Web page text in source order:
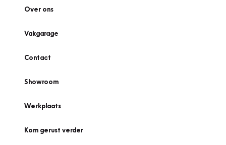
Over ons
Vakgarage
Contact
Showroom
Werkplaats
Kom gerust verder